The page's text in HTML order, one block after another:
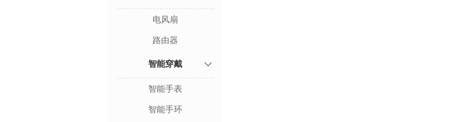
电风扇
路由器
智能穿戴
智能手表
智能手环